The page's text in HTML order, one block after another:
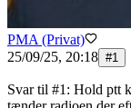
PMA (Privat)
25/09/25, 20:18 #1
Svar til #1: Hold ptt